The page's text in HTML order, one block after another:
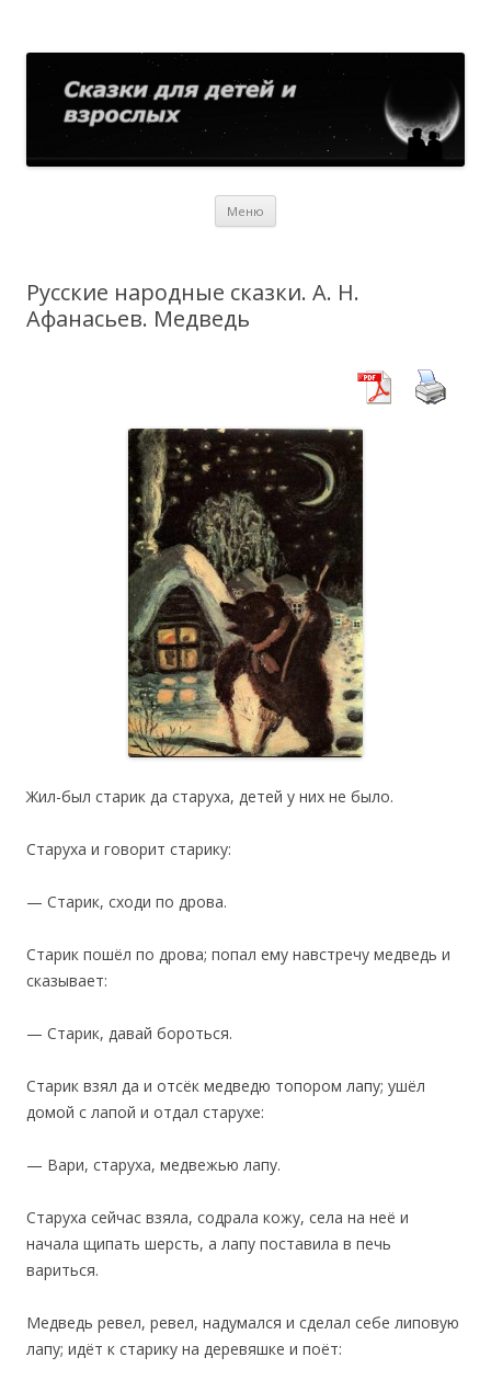
Меню
Русские народные сказки. А. Н.
Афанасьев. Медведь
Жил-был старик да старуха, детей у них не было.
Старуха и говорит старику:
— Старик, сходи по дрова.
‎Старик пошёл по дрова; попал ему навстречу медведь и
сказывает:
— Старик, давай бороться.
Старик взял да и отсёк медведю топором лапу; ушёл
домой с лапой и отдал старухе:
— Вари, старуха, медвежью лапу.
Старуха сейчас взяла, содрала кожу, села на неё и
начала щипать шерсть, а лапу поставила в печь
вариться.
Медведь ревел, ревел, надумался и сделал себе липовую
лапу; идёт к старику на деревяшке и поёт: